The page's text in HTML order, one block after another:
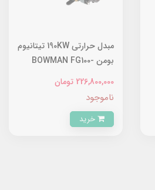
مبدل حرارتی 190KW تیتانیوم
بومن BOWMAN FG100-
5115-2T
226,800,000 تومان
ناموجود
خرید